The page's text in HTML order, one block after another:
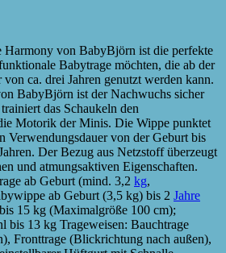
Harmony von BabyBjörn ist die perfekte
Babytrage möchten, die ab der
ca. drei Jahren genutzt werden kann.
BabyBjörn ist der Nachwuchs sicher
das Schaukeln den
Motorik der Minis. Die Wippe punktet
Verwendungsdauer von der Geburt bis
Der Bezug aus Netzstoff überzeugt
und atmungsaktiven Eigenschaften.
ab Geburt (mind. 3,2 kg,
ab Geburt (3,5 kg) bis 2 Jahre
15 kg (Maximalgröße 100 cm);
bis 13 kg Trageweisen: Bauchtrage
Fronttrage (Blickrichtung nach außen),